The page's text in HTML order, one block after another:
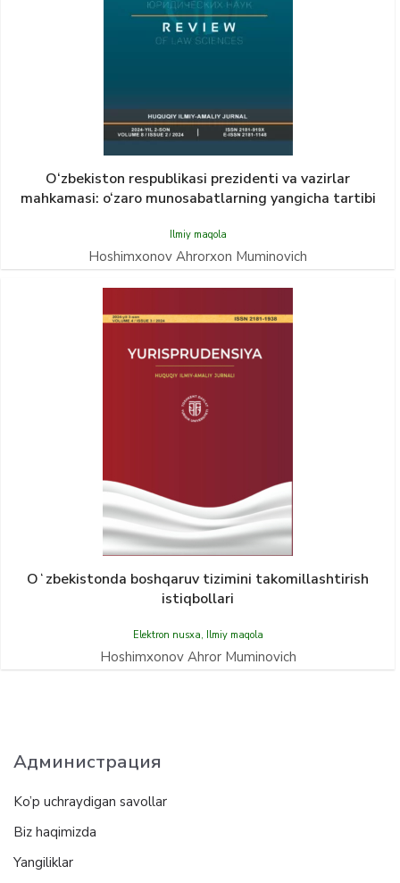
O‘zbekiston respublikasi prezidenti va vazirlar
mahkamasi: o‘zaro munosabatlarning yangicha tartibi
Ilmiy maqola
Hoshimxonov Ahrorxon Muminovich
Oʻzbekistonda boshqaruv tizimini takomillashtirish
istiqbollari
Elektron nusxa, Ilmiy maqola
Hoshimxonov Ahror Muminovich
Администрация
Ko’p uchraydigan savollar
Biz haqimizda
Yangiliklar